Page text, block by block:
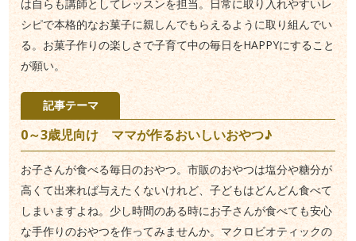
は自らも講師としてレッスンを担当。日常に取り入れやすいレ
シピで本格的なお菓子に親しんでもらえるように取り組んでい
る。お菓子作りの楽しさで子育て中の毎日をHAPPYにすること
が願い。
記事テーマ
0～3歳児向け ママが作るおいしいおやつ♪
お子さんが食べる毎日のおやつ。市販のおやつは塩分や糖分が
高くて出来れば与えたくないけれど、子どもはどんどん食べて
しまいますよね。少し時間のある時にお子さんが食べても安心
な手作りのおやつを作ってみませんか。マクロビオティックの